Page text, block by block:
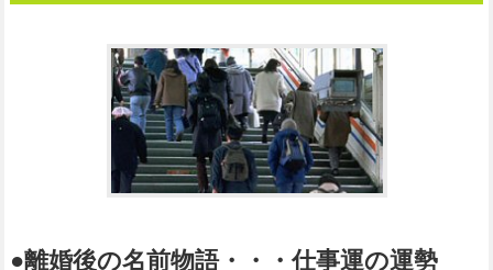
●離婚後の名前物語・・・仕事運の運勢